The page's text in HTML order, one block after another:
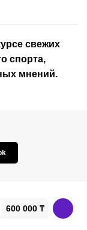
свежих
спорта,
мнений.
600 000 ₸